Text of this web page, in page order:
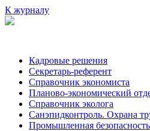
К журналу
Кадровые решения
Секретарь-референт
Справочник экономиста
Планово-экономический
Справочник эколога
Санэпидконтроль. Охрана
Промышленная